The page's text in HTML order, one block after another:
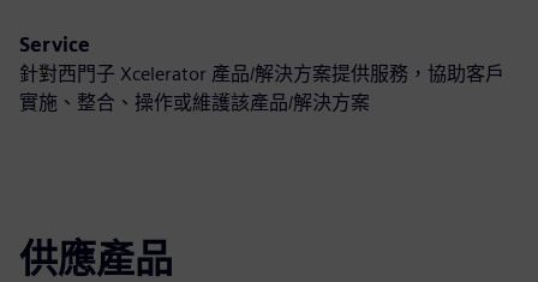
Service
針對西門子 Xcelerator 產品/解決方案提供服務，協助客戶
實施、整合、操作或維護該產品/解決方案
供應產品